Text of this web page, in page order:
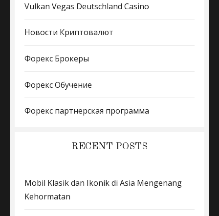
Vulkan Vegas Deutschland Casino
Новости Криптовалют
Форекс Брокеры
Форекс Обучение
Форекс партнерская программа
RECENT POSTS
Mobil Klasik dan Ikonik di Asia Mengenang
Kehormatan